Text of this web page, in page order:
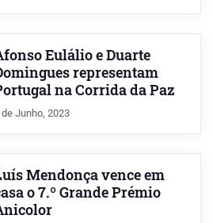
Eulálio e Duarte
representam
na Corrida da Paz
de Junho, 2023
Mendonça vence em
o 7.º Grande Prémio